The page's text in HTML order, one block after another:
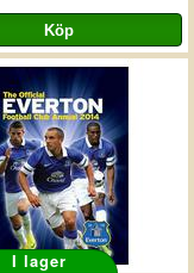
I lager